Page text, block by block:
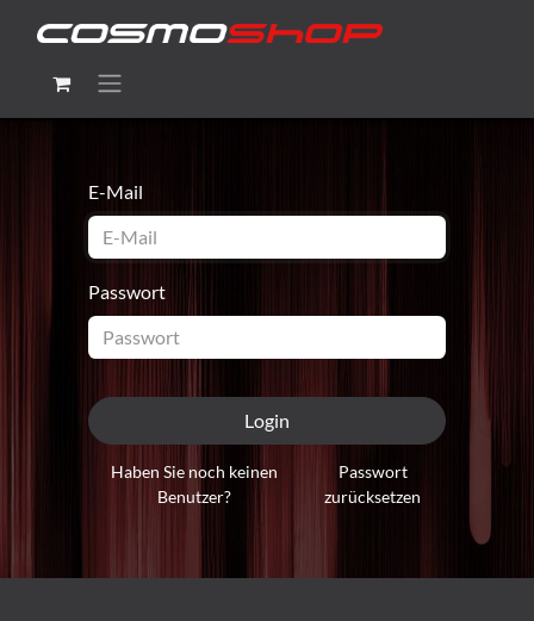
E-Mail
Passwort
Login
Haben Sie noch keinen
Benutzer?
Passwort
zurücksetzen